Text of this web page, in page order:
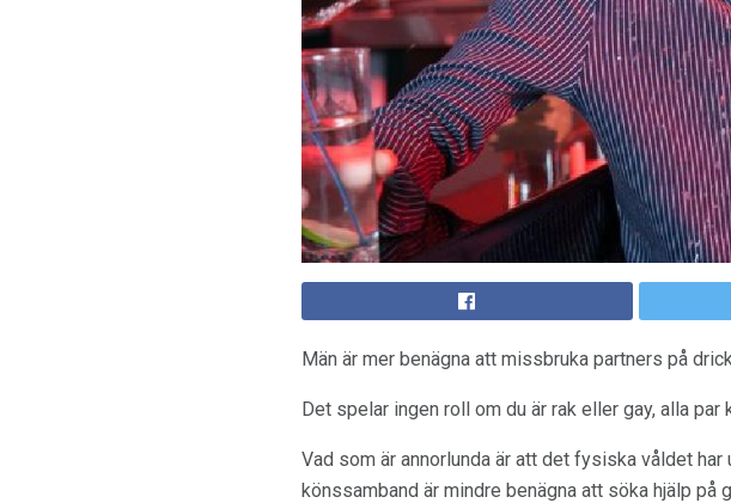
Män är mer benägna att missbruka partners på
Det spelar ingen roll om du är rak eller gay, alla
Vad som är annorlunda är att det fysiska våldet
könssamband är mindre benägna att söka hjälp